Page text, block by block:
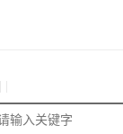
搜索